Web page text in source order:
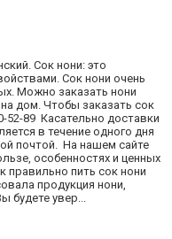
Сок нони: это
Сок нони очень
Можно заказать нони
дом. Чтобы заказать сок
52-89 Касательно доставки
в течение одного дня
почтой. На нашем сайте
особенностях и ценных
правильно пить сок нони
продукция нони,
будете увер...